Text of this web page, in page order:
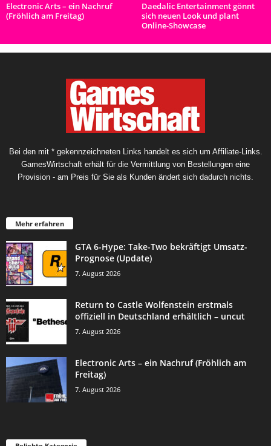
Electronic Arts – ein Nachruf
(Fröhlich am Freitag)
Daedalic Entertainment gönnt
sich neuen Look und plant
Online-Showcase
Bei den mit * gekennzeichneten Links handelt es sich um Affiliate-Links.
GamesWirtschaft erhält für die Vermittlung von Bestellungen eine
Provision - am Preis für Sie als Kunden ändert sich dadurch nichts.
Mehr erfahren
GTA 6-Hype: Take-Two bekräftigt Umsatz-
Prognose (Update)
7. August 2026
Return to Castle Wolfenstein erstmals
offiziell in Deutschland erhältlich – uncut
7. August 2026
Electronic Arts – ein Nachruf (Fröhlich am
Freitag)
7. August 2026